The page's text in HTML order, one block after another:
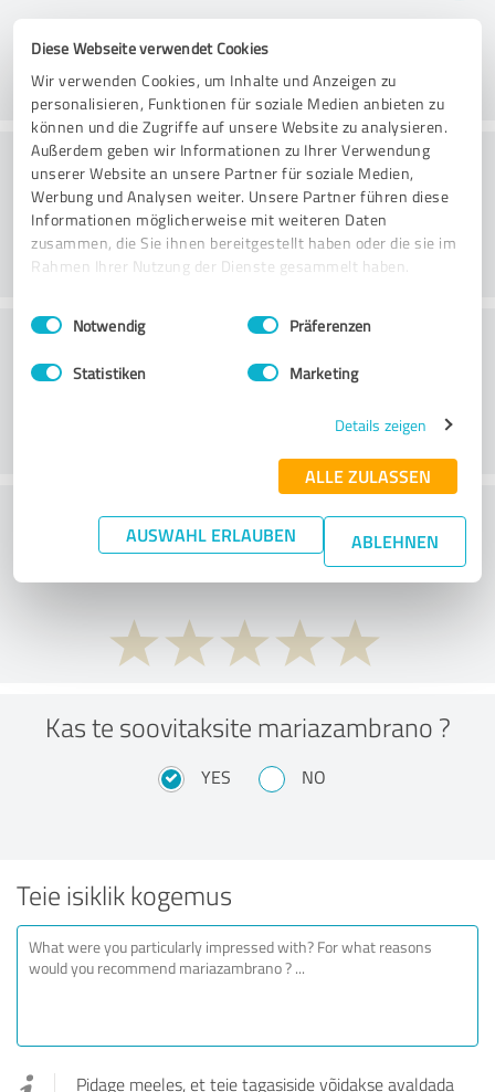
Diese Webseite verwendet Cookies
Wir verwenden Cookies, um Inhalte und Anzeigen zu
personalisieren, Funktionen für soziale Medien anbieten zu
können und die Zugriffe auf unsere Website zu analysieren.
Außerdem geben wir Informationen zu Ihrer Verwendung
unserer Website an unsere Partner für soziale Medien,
Werbung und Analysen weiter. Unsere Partner führen diese
Informationen möglicherweise mit weiteren Daten
zusammen, die Sie ihnen bereitgestellt haben oder die sie im
Rahmen Ihrer Nutzung der Dienste gesammelt haben.
Impressum Datenschutzbestimmungen
Einwilligungsauswahl
Notwendig Präferenzen
Statistiken Marketing
Details zeigen
ALLE ZULASSEN
AUSWAHL ERLAUBEN ABLEHNEN
Töötlemine
Klienditeenindus
What do you think of the price to
performance ratio?
Kas te soovitaksite mariazambrano ?
YES NO
Teie isiklik kogemus
Pidage meeles, et teie tagasiside võidakse avaldada